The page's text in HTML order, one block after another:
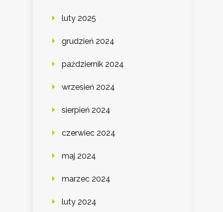
luty 2025
grudzień 2024
październik 2024
wrzesień 2024
sierpień 2024
czerwiec 2024
maj 2024
marzec 2024
luty 2024